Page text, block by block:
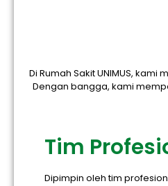
Di Rumah Sakit UNIMUS,
Dengan bangga, kami
Tim
Dipimpin oleh tim